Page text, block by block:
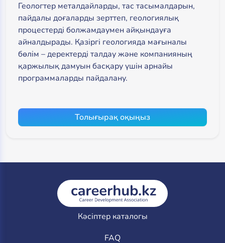
Геологтер металдайларды, тас тасымалдарын,
пайдалы доғаларды зерттеп, геологиялық
процестерді болжамдаумен айқындауға
айналдырады. Қазіргі геологияда мағыналы
бөлім – деректерді талдау және компанияның
қаржылық дамуын басқару үшін арнайы
программаларды пайдалану.
Толығырақ оқыңыз
Кәсіптер каталогы
FAQ